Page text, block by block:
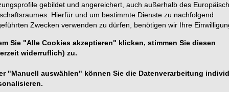
durch geringeren Materialeinsatz wurden die
neuer Produktionsverfahren wird durch die neue
Rohstoff verbraucht. Der Preis für den Anwender ist
gebildet und angereichert, auch außerhalb des
Hierfür und um bestimmte Dienste zu nachfolgend
Zwecken verwenden zu dürfen, benötigen wir Ihre
Sie "Alle Cookies akzeptieren" klicken, stimmen Sie diesen
widerruflich) zu.
"Manuell auswählen" können Sie die Datenverarbeitung